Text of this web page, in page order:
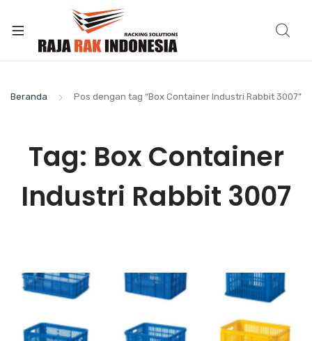
Beranda Pos dengan tag “Box Container Industri Rabbit 3007”
Tag: Box Container
Industri Rabbit 3007